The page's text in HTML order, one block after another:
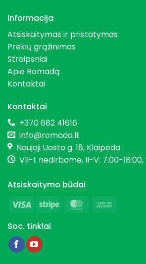
Informacija
Atsiskaitymas ir pristatymas
Prekių grąžinimas
Straipsniai
Apie Romadą
Kontaktai
Kontaktai
+370 682 41616
info@romada.lt
Naujoji Uosto g. 18, Klaipėda
VII-I: nedirbame, II-V: 7:00-18:00,
Atsiskaitymo būdai
Visa
Stripe MasterCard
Soc. tinklai